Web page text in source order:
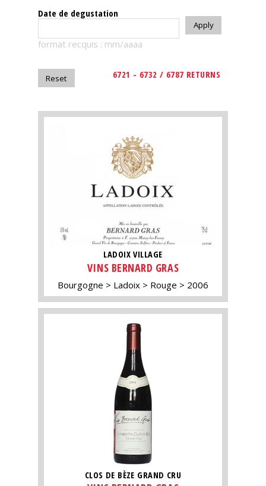
The
magazine
Magazine
Date de degustation
format recquis : mm/aaaa
6721 - 6732 / 6787 RETURNS
LADOIX VILLAGE
VINS BERNARD GRAS
Bourgogne Ladoix Rouge 2006
CLOS DE BÈZE GRAND CRU